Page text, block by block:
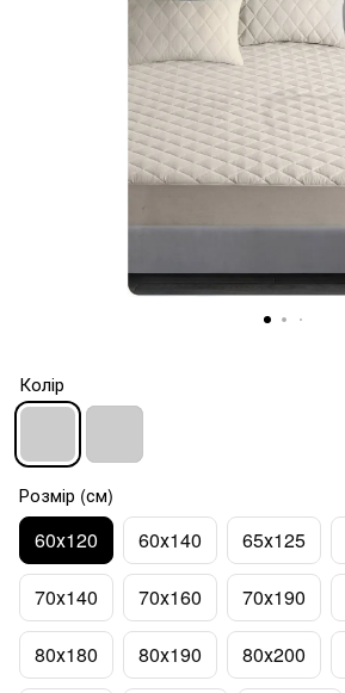
Колір
Розмір (см)
60х120 60х140 65х125
70х140 70х160 70х190
80х180 80х190 80х200